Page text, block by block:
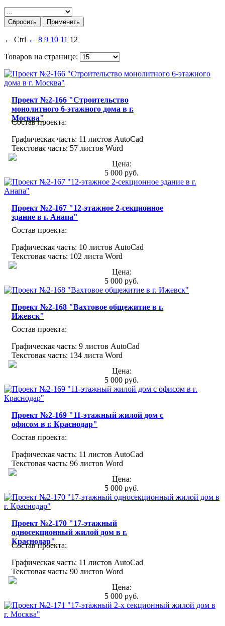
← Ctrl ← 8 9 10 11 12
Товаров на странице:
Проект №2-166 "Строительство
монолитного 6-этажного дома в г.
Москва"
Состав проекта:
Графическая часть: 11 листов AutoCad
Текстовая часть: 57 листов Word
Цена:
5 000 руб.
Проект №2-167 "12-этажное 2-секционное
здание в г. Анапа"
Состав проекта:
Графическая часть: 10 листов AutoCad
Текстовая часть: 102 листа Word
Цена:
5 000 руб.
Проект №2-168 "Вахтовое общежитие в г.
Ижевск"
Состав проекта:
Графическая часть: 9 листов AutoCad
Текстовая часть: 134 листа Word
Цена:
5 000 руб.
Проект №2-169 "11-этажный жилой дом с
офисом в г. Краснодар"
Состав проекта:
Графическая часть: 11 листов AutoCad
Текстовая часть: 96 листов Word
Цена:
5 000 руб.
Проект №2-170 "17-этажный
односекционный жилой дом в г.
Краснодар"
Состав проекта:
Графическая часть: 11 листов AutoCad
Текстовая часть: 90 листов Word
Цена:
5 000 руб.